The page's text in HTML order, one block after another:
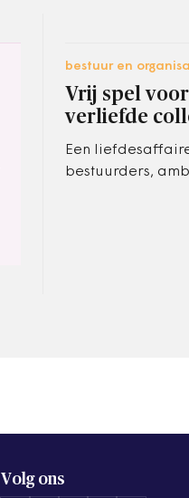
bestuur en
Vrij spel voor
verliefde
Een
bestuurders,
Volg ons